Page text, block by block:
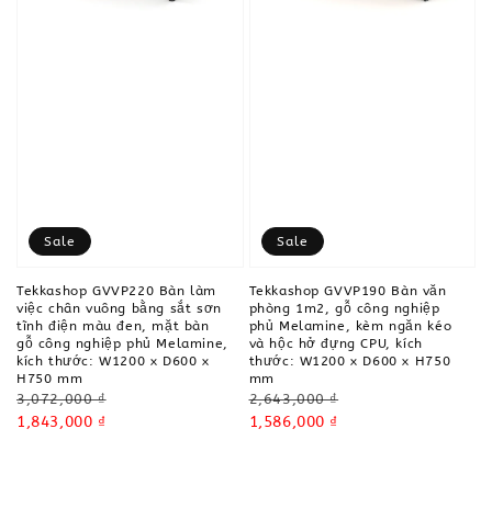
Sale
Tekkashop GVVP220 Bàn làm
việc chân vuông bằng sắt sơn
tĩnh điện màu đen, mặt bàn
gỗ công nghiệp phủ Melamine,
kích thước: W1200 x D600 x
H750 mm
Regular
price
3,072,000 ₫
Sale
1,843,000 ₫
Sale
Tekkashop GVVP190 Bàn văn
phòng 1m2, gỗ công nghiệp
phủ Melamine, kèm ngăn kéo
và hộc hở đựng CPU, kích
thước: W1200 x D600 x H750
mm
Regular
price
2,643,000 ₫
Sale
1,586,000 ₫